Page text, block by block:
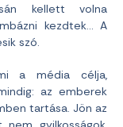
kellett volna
kezdtek… A
szó.
a média célja,
az emberek
tartása. Jön az